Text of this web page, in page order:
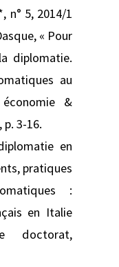
n° 5, 2014/1
« Pour
diplomatie.
au
&
3-16.
en
pratiques
:
en Italie
doctorat,